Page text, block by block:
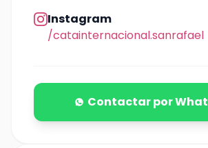
Instagram
/catainternacional.sanrafael
Contactar por